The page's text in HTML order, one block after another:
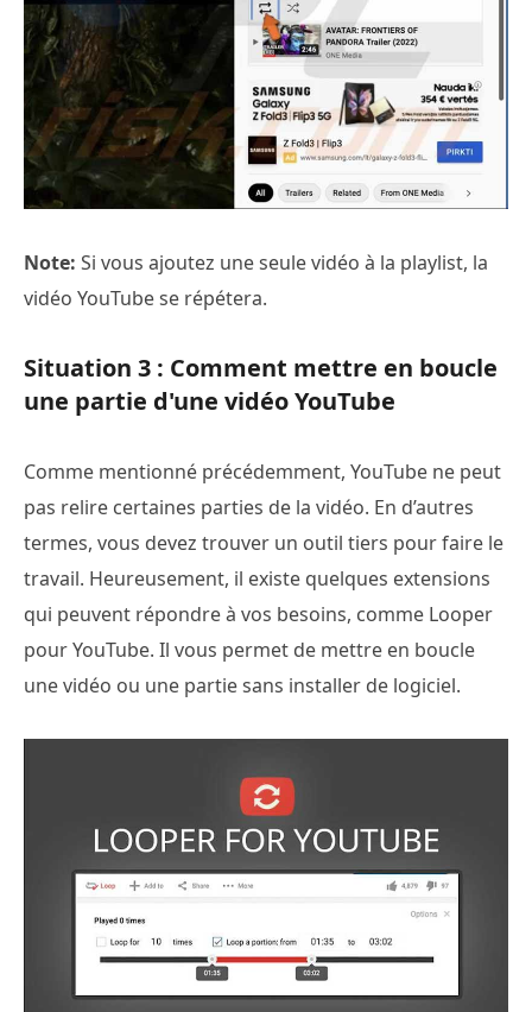
Note: Si vous ajoutez une seule vidéo à la playlist, la
vidéo YouTube se répétera.
Situation 3 : Comment mettre en boucle
une partie d'une vidéo YouTube
Comme mentionné précédemment, YouTube ne peut
pas relire certaines parties de la vidéo. En d’autres
termes, vous devez trouver un outil tiers pour faire le
travail. Heureusement, il existe quelques extensions
qui peuvent répondre à vos besoins, comme Looper
pour YouTube. Il vous permet de mettre en boucle
une vidéo ou une partie sans installer de logiciel.